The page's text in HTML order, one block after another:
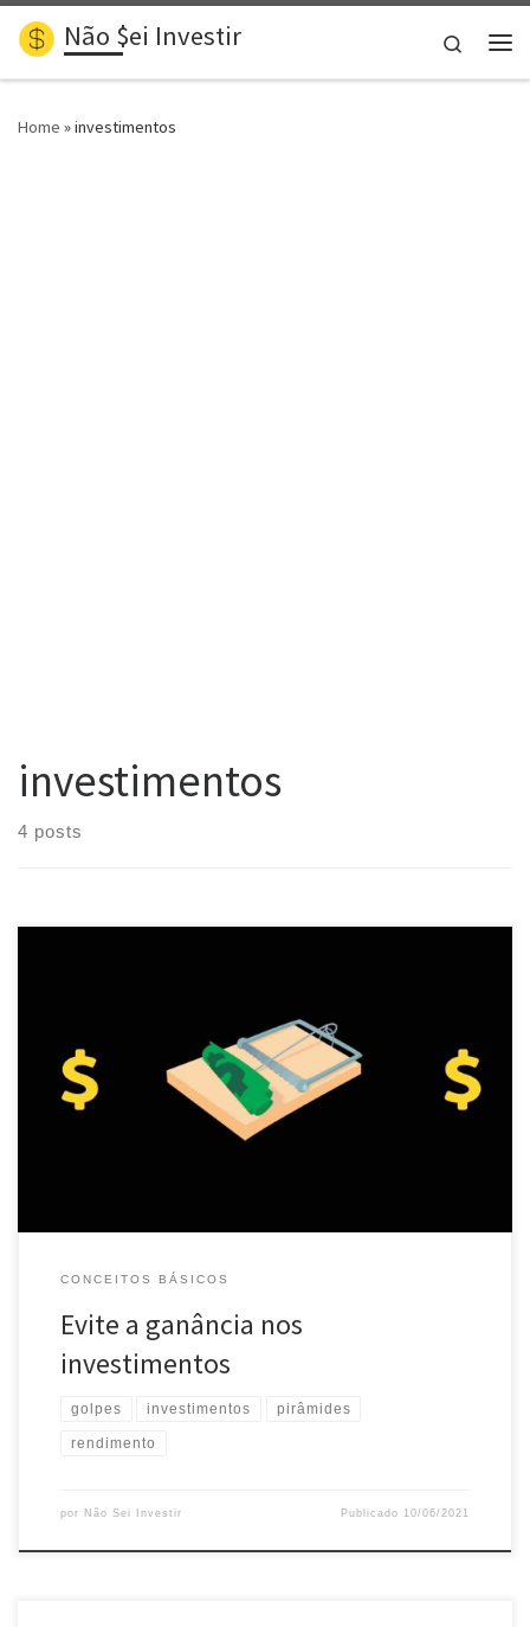
Skip to content
Não $ei Investir
Search
Home »investimentos
investimentos
4 posts
Enquanto não há nada de errado em ter ambição, ter ganância,
por outro lado, é um grande problema. Basta olhar para as
definições de cada uma das palavras para ter bem clara a
diferença. Ambição: anseio de alcançar determinado objetivo, de
ter sucesso; aspiração. Ganância: ânsia por ganhos exorbitantes;
CONCEITOS BÁSICOS
Evite a ganância nos
investimentos
golpes investimentos pirâmides
rendimento
por Não Sei Investir Publicado 10/06/2021